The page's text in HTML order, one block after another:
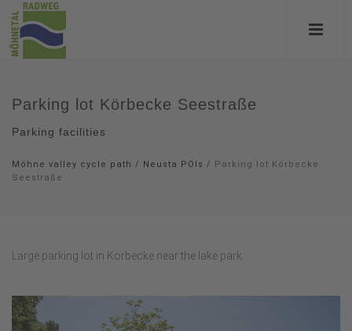
Parking lot Körbecke Seestraße
Parking facilities
Möhne valley cycle path / Neusta POIs / Parking lot Körbecke
Seestraße
Large parking lot in Körbecke near the lake park.